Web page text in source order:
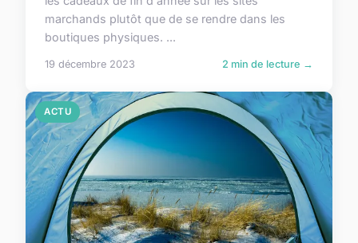
marchands plutôt que de se rendre dans les
boutiques physiques. ...
19 décembre 2023 2 min de lecture →
ACTU